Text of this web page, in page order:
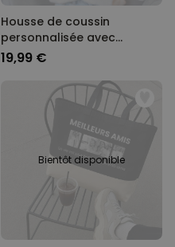
Housse de coussin
personnalisée avec
monogramme
19,99 €
Bientôt disponible